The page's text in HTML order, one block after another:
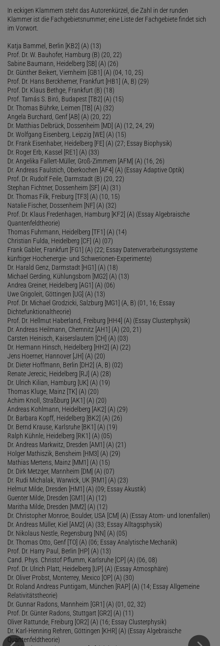
In eckigen Klammern steht das Autorenkürzel, die Zahl in der runden
Klammer ist die Fachgebietsnummer; eine Liste der Fachgebiete findet sich
im Vorwort.
Katja Bammel, Berlin [KB2] (A) (13)
Prof. Dr. W. Bauhofer, Hamburg (B) (20, 22)
Sabine Baumann, Heidelberg [SB] (A) (26)
Dr. Günther Beikert, Viernheim [GB1] (A) (04, 10, 25)
Prof. Dr. Hans Berckhemer, Frankfurt [HB1] (A, B) (29)
Prof. Dr. Klaus Bethge, Frankfurt (B) (18)
Prof. Tamás S. Biró, Budapest [TB2] (A) (15)
Dr. Thomas Bührke, Leimen [TB] (A) (32)
Angela Burchard, Genf [AB] (A) (20, 22)
Dr. Matthias Delbrück, Dossenheim [MD] (A) (12, 24, 29)
Dr. Wolfgang Eisenberg, Leipzig [WE] (A) (15)
Dr. Frank Eisenhaber, Heidelberg [FE] (A) (27; Essay Biophysik)
Dr. Roger Erb, Kassel [RE1] (A) (33)
Dr. Angelika Fallert-Müller, Groß-Zimmern [AFM] (A) (16, 26)
Dr. Andreas Faulstich, Oberkochen [AF4] (A) (Essay Adaptive Optik)
Prof. Dr. Rudolf Feile, Darmstadt (B) (20, 22)
Stephan Fichtner, Dossenheim [SF] (A) (31)
Dr. Thomas Filk, Freiburg [TF3] (A) (10, 15)
Natalie Fischer, Dossenheim [NF] (A) (32)
Prof. Dr. Klaus Fredenhagen, Hamburg [KF2] (A) (Essay Algebraische
Quantenfeldtheorie)
Thomas Fuhrmann, Heidelberg [TF1] (A) (14)
Christian Fulda, Heidelberg [CF] (A) (07)
Frank Gabler, Frankfurt [FG1] (A) (22; Essay Datenverarbeitungssysteme
künftiger Hochenergie- und Schwerionen-Experimente)
Dr. Harald Genz, Darmstadt [HG1] (A) (18)
Michael Gerding, Kühlungsborn [MG2] (A) (13)
Andrea Greiner, Heidelberg [AG1] (A) (06)
Uwe Grigoleit, Göttingen [UG] (A) (13)
Prof. Dr. Michael Grodzicki, Salzburg [MG1] (A, B) (01, 16; Essay
Dichtefunktionaltheorie)
Prof. Dr. Hellmut Haberland, Freiburg [HH4] (A) (Essay Clusterphysik)
Dr. Andreas Heilmann, Chemnitz [AH1] (A) (20, 21)
Carsten Heinisch, Kaiserslautern [CH] (A) (03)
Dr. Hermann Hinsch, Heidelberg [HH2] (A) (22)
Jens Hoerner, Hannover [JH] (A) (20)
Dr. Dieter Hoffmann, Berlin [DH2] (A, B) (02)
Renate Jerecic, Heidelberg [RJ] (A) (28)
Dr. Ulrich Kilian, Hamburg [UK] (A) (19)
Thomas Kluge, Mainz [TK] (A) (20)
Achim Knoll, Straßburg [AK1] (A) (20)
Andreas Kohlmann, Heidelberg [AK2] (A) (29)
Dr. Barbara Kopff, Heidelberg [BK2] (A) (26)
Dr. Bernd Krause, Karlsruhe [BK1] (A) (19)
Ralph Kühnle, Heidelberg [RK1] (A) (05)
Dr. Andreas Markwitz, Dresden [AM1] (A) (21)
Holger Mathiszik, Bensheim [HM3] (A) (29)
Mathias Mertens, Mainz [MM1] (A) (15)
Dr. Dirk Metzger, Mannheim [DM] (A) (07)
Dr. Rudi Michalak, Warwick, UK [RM1] (A) (23)
Helmut Milde, Dresden [HM1] (A) (09; Essay Akustik)
Guenter Milde, Dresden [GM1] (A) (12)
Maritha Milde, Dresden [MM2] (A) (12)
Dr. Christopher Monroe, Boulder, USA [CM] (A) (Essay Atom- und Ionenfallen)
Dr. Andreas Müller, Kiel [AM2] (A) (33; Essay Alltagsphysik)
Dr. Nikolaus Nestle, Regensburg [NN] (A) (05)
Dr. Thomas Otto, Genf [TO] (A) (06; Essay Analytische Mechanik)
Prof. Dr. Harry Paul, Berlin [HP] (A) (13)
Cand. Phys. Christof Pflumm, Karlsruhe [CP] (A) (06, 08)
Prof. Dr. Ulrich Platt, Heidelberg [UP] (A) (Essay Atmosphäre)
Dr. Oliver Probst, Monterrey, Mexico [OP] (A) (30)
Dr. Roland Andreas Puntigam, München [RAP] (A) (14; Essay Allgemeine
Relativitätstheorie)
Dr. Gunnar Radons, Mannheim [GR1] (A) (01, 02, 32)
Prof. Dr. Günter Radons, Stuttgart [GR2] (A) (11)
Oliver Rattunde, Freiburg [OR2] (A) (16; Essay Clusterphysik)
Dr. Karl-Henning Rehren, Göttingen [KHR] (A) (Essay Algebraische
Quantenfeldtheorie)